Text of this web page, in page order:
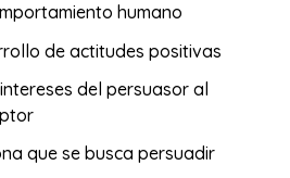
humano
de actitudes positivas
del persuasor al
que se busca persuadir